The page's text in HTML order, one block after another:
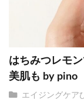
はちみつレモ
美肌も by pino
エイジングケア